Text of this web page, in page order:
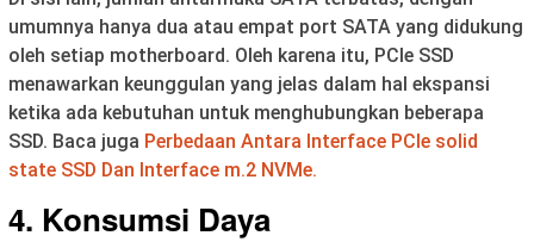
umumnya hanya dua atau empat port SATA yang didukung
oleh setiap motherboard. Oleh karena itu, PCIe SSD
menawarkan keunggulan yang jelas dalam hal ekspansi
ketika ada kebutuhan untuk menghubungkan beberapa
SSD. Baca juga Perbedaan Antara Interface PCIe solid
state SSD Dan Interface m.2 NVMe.
4. Konsumsi Daya